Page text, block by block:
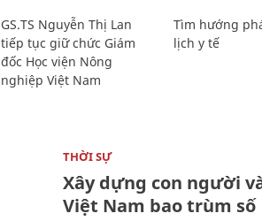
GS.TS Nguyễn Thị Lan
tiếp tục giữ chức Giám
đốc Học viện Nông
nghiệp Việt Nam
Tìm hướng
lịch y tế
THỜI SỰ
Xây dựng con người
Việt Nam bao trùm số